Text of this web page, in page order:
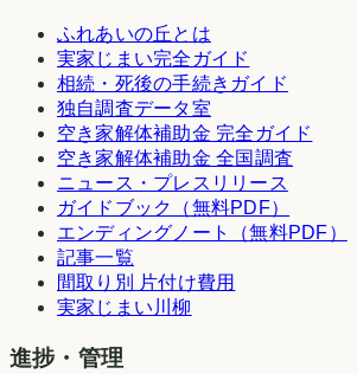
ふれあいの丘とは
実家じまい完全ガイド
相続・死後の手続きガイド
独自調査データ室
空き家解体補助金 完全ガイド
空き家解体補助金 全国調査
ニュース・プレスリリース
ガイドブック（無料PDF）
エンディングノート（無料PDF）
記事一覧
間取り別 片付け費用
実家じまい川柳
進捗・管理